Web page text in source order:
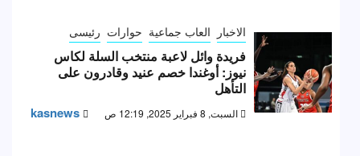
الاخبار العاب جماعية حوارات رئيسى
فريدة وائل لاعبة منتخب السلة لكاس
نيوز: أوغندا خصم عنيد وقادرون على
التأهل
السبت, 8 فبراير 2025, 12:19 ص kasnews